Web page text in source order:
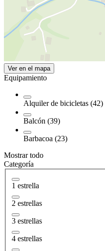
Ver en el mapa
Equipamiento
Alquiler de bicicletas (42)
Balcón (39)
Barbacoa (23)
Mostrar todo
Categoría
1 estrella
2 estrellas
3 estrellas
4 estrellas